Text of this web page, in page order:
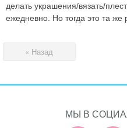
делать украшения/вязать/
ежедневно. Но тогда это та же
« Назад
МЫ В